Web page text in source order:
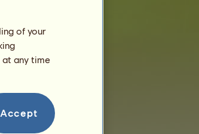
of your
at any time
Accept